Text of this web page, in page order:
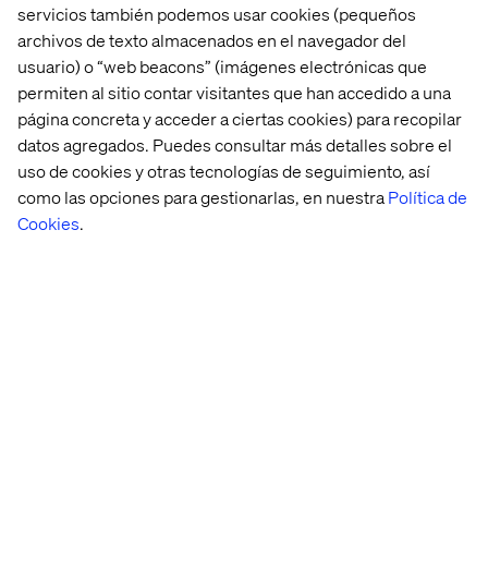
servicios también podemos usar cookies (pequeños
archivos de texto almacenados en el navegador del
usuario) o “web beacons” (imágenes electrónicas que
permiten al sitio contar visitantes que han accedido a una
página concreta y acceder a ciertas cookies) para recopilar
datos agregados. Puedes consultar más detalles sobre el
uso de cookies y otras tecnologías de seguimiento, así
como las opciones para gestionarlas, en nuestraPolítica de
Cookies.
Menor tiempo de salida al
mercado
Acelera tus ciclos de producción en múltiples geografías
para responder al instante a las señales del mercado.